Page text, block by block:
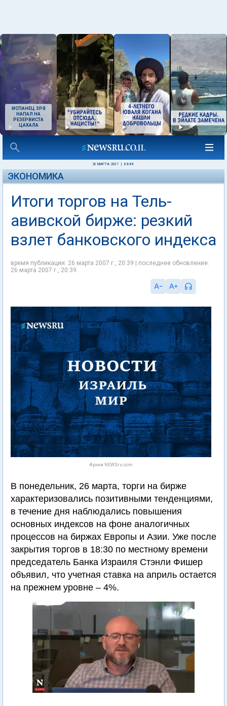
ИСПАНЕЦ ЗРЯ
НАПАЛ НА
РЕЗЕРВИСТА
ЦАХАЛА
26 МАРТА 2007 03:49
ЭКОНОМИКА
Итоги торгов на Тель-
авивской бирже: резкий
взлет банковского индекса
время публикации: 26 марта 2007 г., 20:39 | последнее обновление:
26 марта 2007 г., 20:39
Архив NEWSru.com
В понедельник, 26 марта, торги на бирже
характеризовались позитивными тенденциями,
в течение дня наблюдались повышения
основных индексов на фоне аналогичных
процессов на биржах Европы и Азии. Уже после
закрытия торгов в 18:30 по местному времени
председатель Банка Израиля Стэнли Фишер
объявил, что учетная ставка на априль остается
на прежнем уровне – 4%.